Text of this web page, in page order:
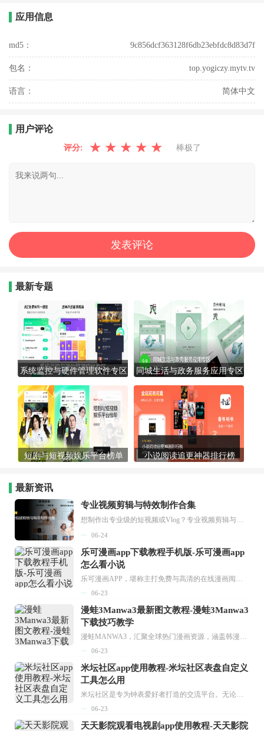
应用信息
md5： 9c856dcf363128f6db23ebfdc8d83d7f
包名： top.yogiczy.mytv.tv
语言： 简体中文
用户评论
评分: ★ ★ ★ ★ ★ 棒极了
最新专题
系统监控与硬件管理软件专区 同城生活与政务服务应用专区
短剧与短视频娱乐平台榜单 小说阅读追更神器排行榜
最新资讯
专业视频剪辑与特效制作合集
想制作出专业级的短视频或Vlog？专业视频剪辑与特效制作大全专题为你提供了从剪辑、抠像到特效包装的全套解决方案。无论是添加炫酷的片头、进行精准的视频抠图，还是制...
06-24
乐可漫画app下载教程手机版-乐可漫画app
怎么看小说
06-23
漫蛙3Manwa3最新图文教程-漫蛙3Manwa3
下载技巧教学
06-23
米坛社区app使用教程-米坛社区表盘自定义
工具怎么用
06-23
天天影院观看电视剧app使用教程-天天影院